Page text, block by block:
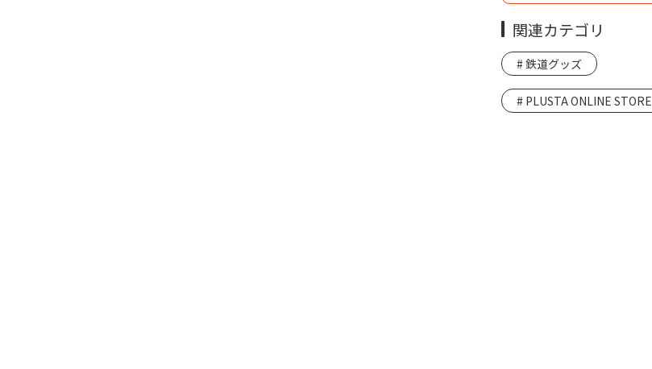
関連カテゴリ
鉄道グッズ
PLUSTA ONLINE STORE